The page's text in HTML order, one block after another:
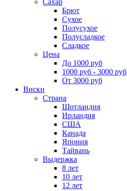
Брют
Сухое
Полусухое
Полусладкое
Сладкое
Цена
До 1000 руб
1000 руб - 3000 руб
От 3000 руб
Виски
Страна
Шотландия
Ирландия
США
Канада
Япония
Тайвань
Выдержка
8 лет
10 лет
12 лет